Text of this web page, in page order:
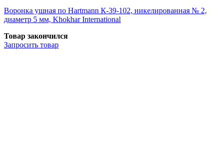
Воронка ушная по Hartmann К-39-102, никелированная № 2,
диаметр 5 мм, Khokhar International
Товар закончился
Запросить товар